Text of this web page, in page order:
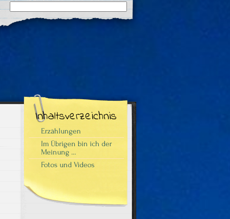
für:
Inhaltsverzeichnis
Erzählungen
Im Übrigen bin ich der
Meinung …
Fotos und Videos